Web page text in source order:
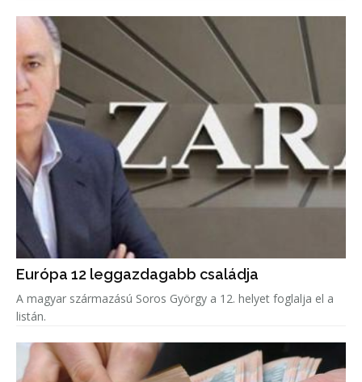
Európa 12 leggazdagabb családja
A magyar származású Soros György a 12. helyet foglalja el a
listán.